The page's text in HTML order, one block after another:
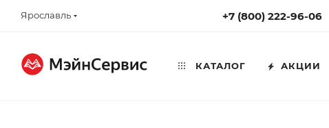
Ярославль +7 (800) 222-96-06
КАТАЛОГ АКЦИИ